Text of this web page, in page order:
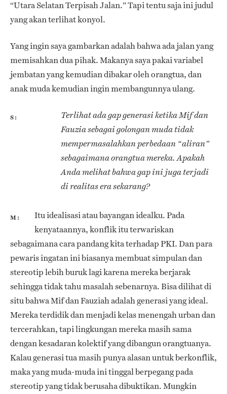
“Utara Selatan Terpisah Jalan.” Tapi tentu saja ini judul
yang akan terlihat konyol.
Yang ingin saya gambarkan adalah bahwa ada jalan yang
memisahkan dua pihak. Makanya saya pakai variabel
jembatan yang kemudian dibakar oleh orangtua, dan
anak muda kemudian ingin membangunnya ulang.
S Terlihat adagapgenerasi ketika Mif dan
Fauzia sebagai golongan muda tidak
mempermasalahkan perbedaan “aliran”
sebagaimana orangtua mereka. Apakah
Anda melihat bahwagapini juga terjadi
di realitas era sekarang?
M
Itu idealisasi atau bayangan idealku. Pada
kenyataannya, konflik itu terwariskan
sebagaimana cara pandang kita terhadap PKI. Dan para
pewaris ingatan ini biasanya membuat simpulan dan
stereotip lebih buruk lagi karena mereka berjarak
sehingga tidak tahu masalah sebenarnya. Bisa dilihat di
situ bahwa Mif dan Fauziah adalah generasi yang ideal.
Mereka terdidik dan menjadi kelas menengah urban dan
tercerahkan, tapi lingkungan mereka masih sama
dengan kesadaran kolektif yang dibangun orangtuanya.
Kalau generasi tua masih punya alasan untuk berkonflik,
maka yang muda-muda ini tinggal berpegang pada
stereotip yang tidak berusaha dibuktikan. Mungkin